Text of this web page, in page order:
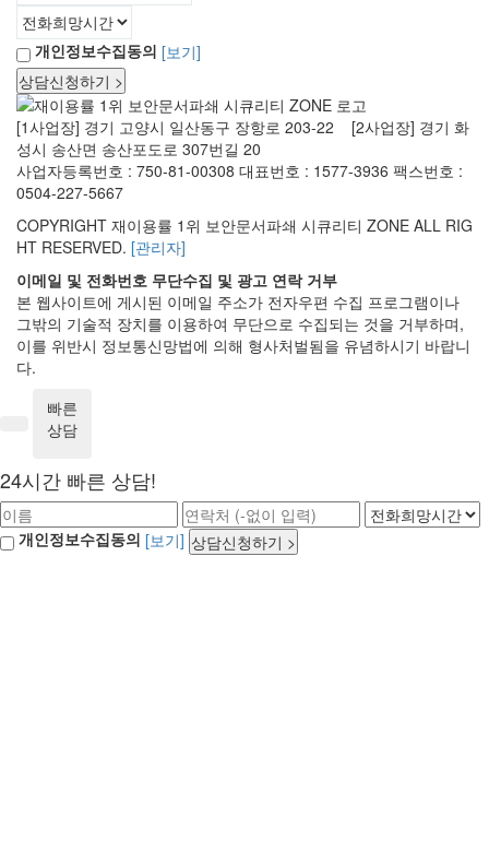
더
보
기
개인정보수집동의 [보기]
상담신청하기 >
[1사업장] 경기 고양시 일산동구 장항로 203-22 [2사업장] 경기 화
성시 송산면 송산포도로 307번길 20
사업자등록번호 : 750-81-00308 대표번호 : 1577-3936 팩스번호 :
0504-227-5667
COPYRIGHT 재이용률 1위 보안문서파쇄 시큐리티 ZONE ALL RIG
HT RESERVED. [관리자]
이메일 및 전화번호 무단수집 및 광고 연락 거부
본 웹사이트에 게시된 이메일 주소가 전자우편 수집 프로그램이나
그밖의 기술적 장치를 이용하여 무단으로 수집되는 것을 거부하며,
이를 위반시 정보통신망법에 의해 형사처벌됨을 유념하시기 바랍니
다.
빠른
상담
24시간 빠른 상담!
개인정보수집동의 [보기] 상담신청하기 >